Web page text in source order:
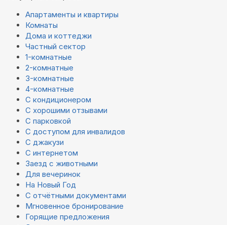
Апартаменты и квартиры
Комнаты
Дома и коттеджи
Частный сектор
1-комнатные
2-комнатные
3-комнатные
4-комнатные
С кондиционером
С хорошими отзывами
С парковкой
С доступом для инвалидов
С джакузи
С интернетом
Заезд с животными
Для вечеринок
На Новый Год
С отчётными документами
Мгновенное бронирование
Горящие предложения